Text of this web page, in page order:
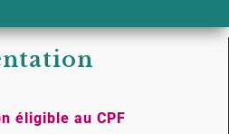
éligible au CPF